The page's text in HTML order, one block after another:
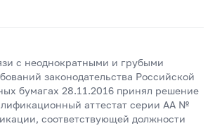
с неоднократными и грубыми
законодательства Российской
бумагах 28.11.2016 принял решение
аттестат серии АА №
соответствующей должности